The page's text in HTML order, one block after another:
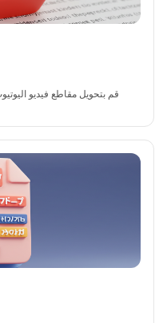
قم بتحويل مقاطع فيديو